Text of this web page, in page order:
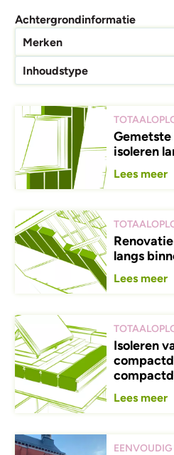
Achtergrond­informatie
Merken
Inhoudstype
isoleren
Lees meer
langs
Lees meer
Isoleren
Lees meer